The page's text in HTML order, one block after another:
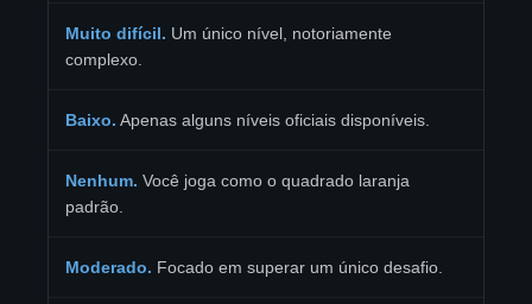
Muito difícil. Um único nível, notoriamente
complexo.
Baixo. Apenas alguns níveis oficiais disponíveis.
Nenhum. Você joga como o quadrado laranja
padrão.
Moderado. Focado em superar um único desafio.